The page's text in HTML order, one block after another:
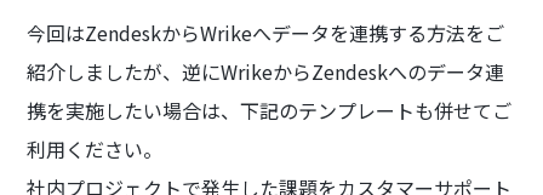
今回はZendeskからWrikeへデータを連携する方法をご
紹介しましたが、逆にWrikeからZendeskへのデータ連
携を実施したい場合は、下記のテンプレートも併せてご
利用ください。
社内プロジェクトで発生した課題をカスタマーサポート